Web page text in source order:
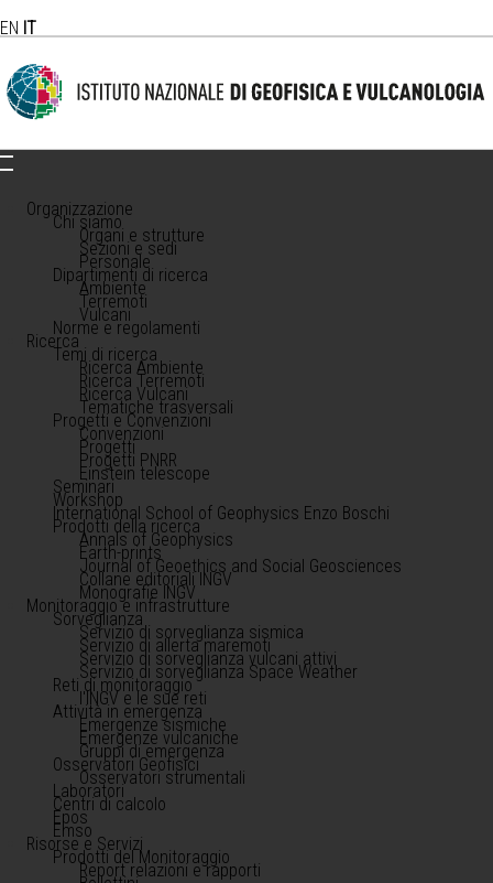
EN IT
Organizzazione
Chi siamo
Organi e strutture
Sezioni e sedi
Personale
Dipartimenti di ricerca
Ambiente
Terremoti
Vulcani
Norme e regolamenti
Ricerca
Temi di ricerca
Ricerca Ambiente
Ricerca Terremoti
Ricerca Vulcani
Tematiche trasversali
Progetti e Convenzioni
Convenzioni
Progetti
Progetti PNRR
Einstein telescope
Seminari
Workshop
International School of Geophysics Enzo Boschi
Prodotti della ricerca
Annals of Geophysics
Earth-prints
Journal of Geoethics and Social Geosciences
Collane editoriali INGV
Monografie INGV
Monitoraggio e infrastrutture
Sorveglianza
Servizio di sorveglianza sismica
Servizio di allerta maremoti
Servizio di sorveglianza vulcani attivi
Servizio di sorveglianza Space Weather
Reti di monitoraggio
l'INGV e le sue reti
Attività in emergenza
Emergenze sismiche
Emergenze vulcaniche
Gruppi di emergenza
Osservatori Geofisici
Osservatori strumentali
Laboratori
Centri di calcolo
Epos
Emso
Risorse e Servizi
Prodotti del Monitoraggio
Report relazioni e rapporti